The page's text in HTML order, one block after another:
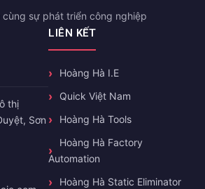
sự phát triển công nghiệp
thị
Sơn
LIÊN KẾT
Hoàng Hà I.E
Quick Việt Nam
Hoàng Hà Tools
Hoàng Hà Factory
Automation
Hoàng Hà Static Eliminator